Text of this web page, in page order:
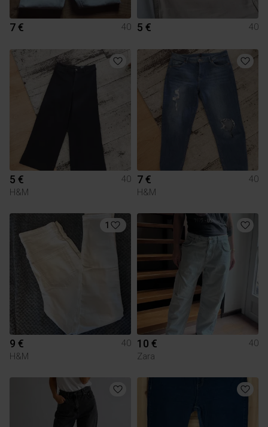
7 € 40 5 € 40
5 €
40
H&M
7 €
40
H&M
1
9 €
40
H&M
10 €
40
Zara